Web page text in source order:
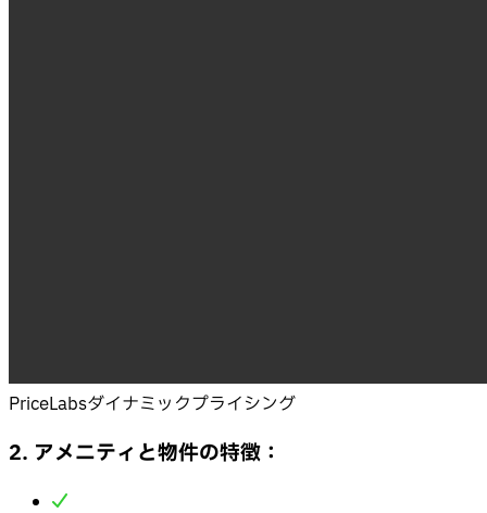
PriceLabsダイナミックプライシング
2. アメニティと物件の特徴：